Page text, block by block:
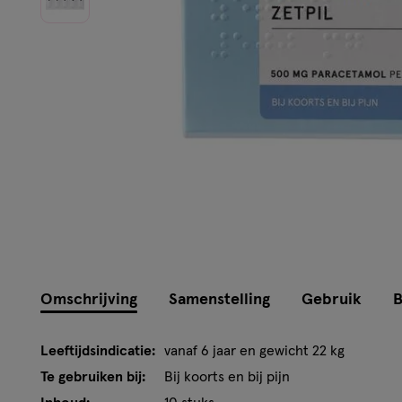
Omschrijving Samenstelling Gebruik
Leeftijdsindicatie:
vanaf 6 jaar en gewicht 22 kg
Te gebruiken bij:
Bij koorts en bij pijn